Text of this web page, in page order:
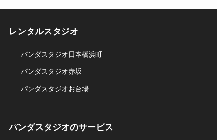
レンタルスタジオ
パンダスタジオ日本橋浜町
パンダスタジオ赤坂
パンダスタジオお台場
パンダスタジオのサービス